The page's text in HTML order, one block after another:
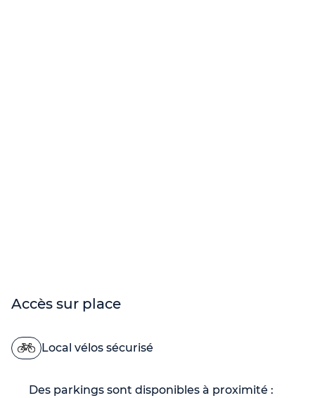
Accès sur place
Local vélos sécurisé
Des parkings sont disponibles à proximité :